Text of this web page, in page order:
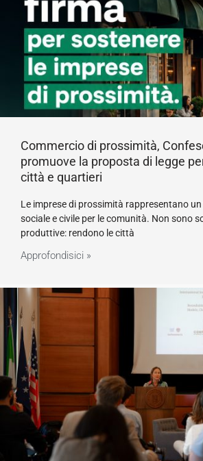
Commercio di prossimità,
promuove la proposta di legge
città e quartieri
Le imprese di prossimità rappresentano
sociale e civile per le comunità. Non sono
produttive: rendono le città
Approfondisici »